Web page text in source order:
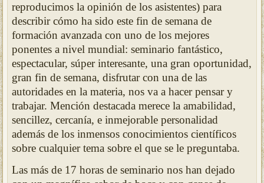
reproducimos la opinión de los asistentes) para
describir cómo ha sido este fin de semana de
formación avanzada con uno de los mejores
ponentes a nivel mundial: seminario fantástico,
espectacular, súper interesante, una gran oportunidad,
gran fin de semana, disfrutar con una de las
autoridades en la materia, nos va a hacer pensar y
trabajar. Mención destacada merece la amabilidad,
sencillez, cercanía, e inmejorable personalidad
además de los inmensos conocimientos científicos
sobre cualquier tema sobre el que se le preguntaba.
Las más de 17 horas de seminario nos han dejado